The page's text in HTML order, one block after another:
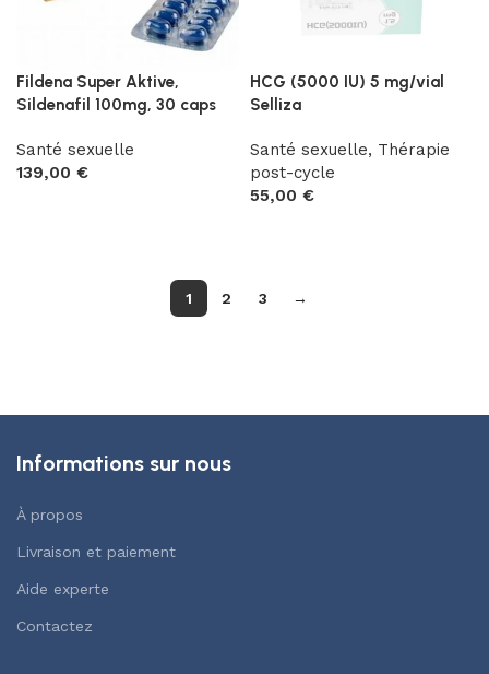
Fildena Super Aktive,
Sildenafil 100mg, 30 caps
Santé sexuelle
139,00 €
HCG (5000 IU) 5 mg/vial
Selliza
Santé sexuelle, Thérapie
post-cycle
55,00 €
1 2 3 →
Informations sur nous
À propos
Livraison et paiement
Aide experte
Contactez